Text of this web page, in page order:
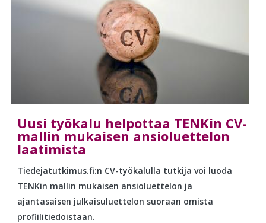
Uusi työkalu helpottaa TENKin CV-
mallin mukaisen ansioluettelon
laatimista
Tiedejatutkimus.fi:n CV-työkalulla tutkija voi luoda
TENKin mallin mukaisen ansioluettelon ja
ajantasaisen julkaisuluettelon suoraan omista
profiilitiedoistaan.